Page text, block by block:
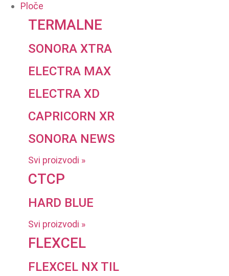
Ploče
TERMALNE
SONORA XTRA
ELECTRA MAX
ELECTRA XD
CAPRICORN XR
SONORA NEWS
Svi proizvodi »
CTCP
HARD BLUE
Svi proizvodi »
FLEXCEL
FLEXCEL NX TIL